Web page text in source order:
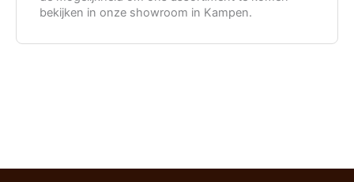
bekijken in onze showroom in Kampen.